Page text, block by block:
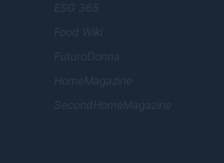
ESG 365
Food Wiki
FuturoDonna
HomeMagazine
SecondHomeMagazine